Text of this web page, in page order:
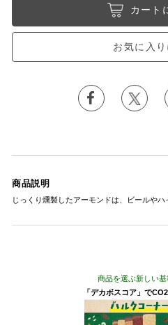
カート
お気に入
商品説明
じっくり燻製したアーモンドは、ビールや
商品を選ぶ新しい
「デカボスコア」で